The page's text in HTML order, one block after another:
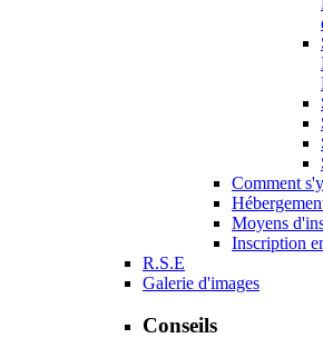
Comment
Moyens
Inscription
R.S.E
Galerie d'images
Conseils